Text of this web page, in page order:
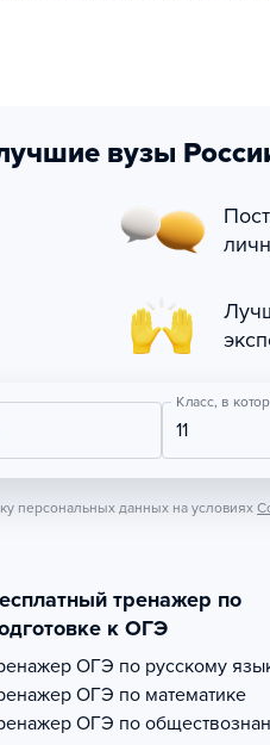
вузы
Класс, в
11
персональных данных на условиях
тренажер по
к ОГЭ
ОГЭ по русскому
ОГЭ по математике
ОГЭ по